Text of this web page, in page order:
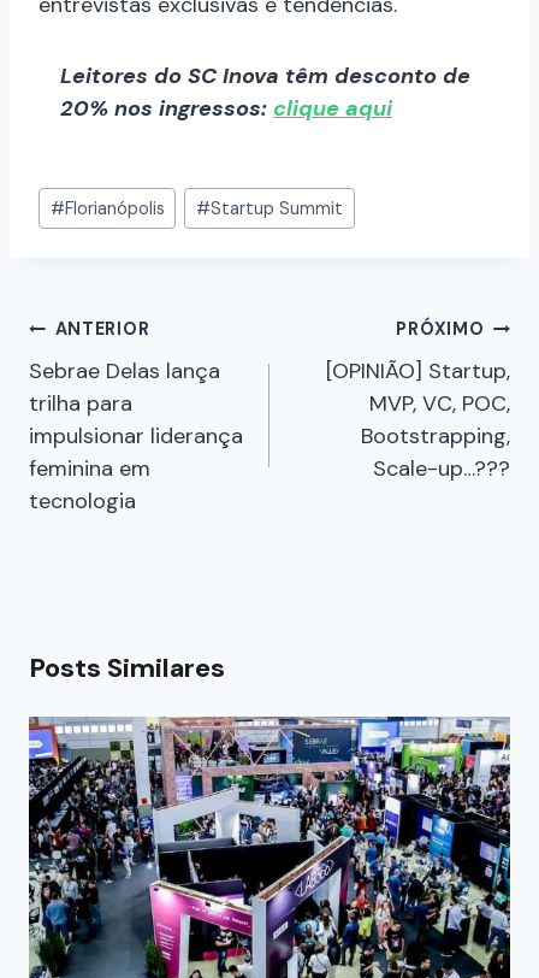
Leitores do SC Inova têm desconto de
20% nos ingressos: clique aqui
#Florianópolis #Startup Summit
ANTERIOR
Sebrae Delas lança
trilha para
impulsionar liderança
feminina em
tecnologia
PRÓXIMO
[OPINIÃO] Startup,
MVP, VC, POC,
Bootstrapping,
Scale-up…???
Posts Similares